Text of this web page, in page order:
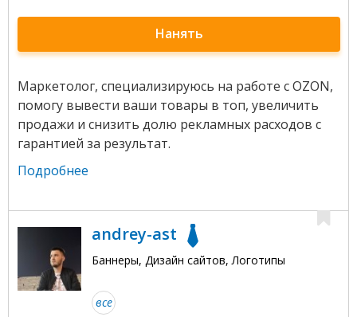
Нанять
Маркетолог, специализируюсь на работе с OZON,
помогу вывести ваши товары в топ, увеличить
продажи и снизить долю рекламных расходов с
гарантией за результат.
Подробнее
andrey-ast
Баннеры, Дизайн сайтов, Логотипы
все